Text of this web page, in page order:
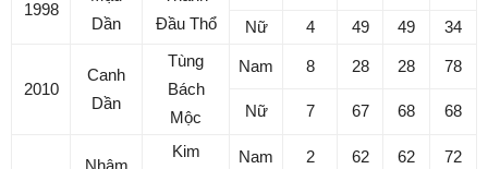
1998
Dần
Đầu Thổ
Nữ
4 49 49 34
2010
Canh
Dần
Tùng
Bách
Mộc
Nam 8 28 28 78
Nữ 7 67 68 68
Nhâm
Kim Nam 2 62 62 72